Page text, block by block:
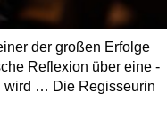
der großen Erfolge
Reflexion über eine
wird … Die Regisseurin